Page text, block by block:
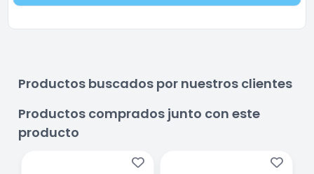
Productos buscados por nuestros clientes
Productos comprados junto con este
producto